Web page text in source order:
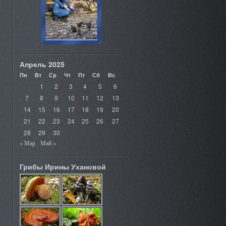
Апрель 2025
Пн Вт Ср Чт Пт Сб Вс
1 2 3 4 5
6
7
8 9 10 11 12
13
14
15 16 17 18 19
20
21
22 23 24 25 26
27
28
29 30
« Мар Май »
Грибы Ирины Ухановой